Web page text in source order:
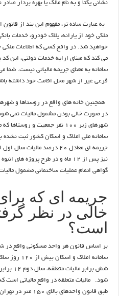
نشانی یکتا و به نام مالک یا بهره بردار صادر
به عبارت ساده تر، مفهوم این بند از
ملکی خود از یارانه، پلاک خودرو، خدمات
خواهید شد. در واقع کسی که اطلاعات ملکی
می کند که مبنای ارایه خدمات دولتی، این
سامانه به معنای جریمه مالیاتی نیست. شما
فرعی غیر از شهر محل اقامت خود داشته
در صورت خالی بودن مشمول مالیات نمی
شهرهای زیر ۱۰۰ نفر جمعیت و
سامانه ملی املاک و اسکان کشور ثبت
جریمه ای معادل ۲۰ درصد
گواهی اتمام عملیات ساختمانی مشمول
جریمه ای که
خالی در نظر
است؟
سامانه
شود. مالیات متعلقه در واقع مالیاتی است